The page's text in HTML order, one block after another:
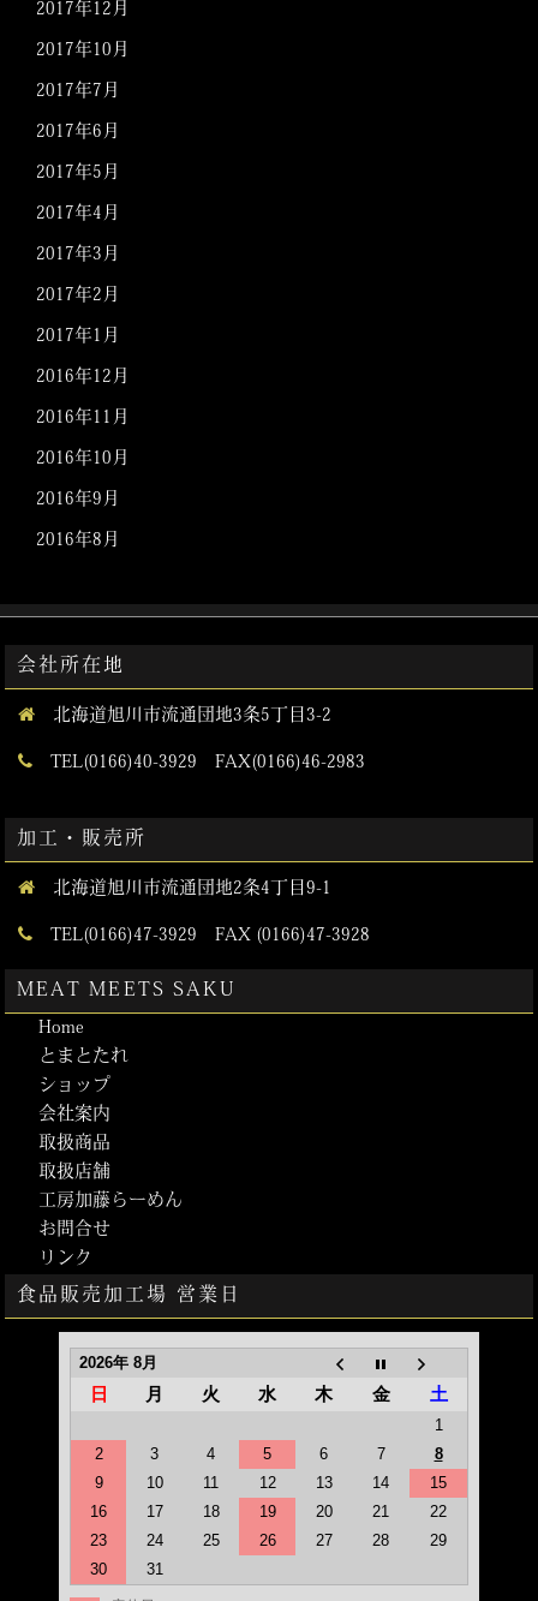
2017年12月
2017年10月
2017年7月
2017年6月
2017年5月
2017年4月
2017年3月
2017年2月
2017年1月
2016年12月
2016年11月
2016年10月
2016年9月
2016年8月
会社所在地
北海道旭川市流通団地3条5丁目3-2
TEL(0166)40-3929 FAX(0166)46-2983
加工・販売所
北海道旭川市流通団地2条4丁目9-1
TEL(0166)47-3929 FAX (0166)47-3928
MEAT MEETS SAKU
Home
とまとたれ
ショップ
会社案内
取扱商品
取扱店舗
工房加藤らーめん
お問合せ
リンク
食品販売加工場 営業日
2026年 8月
日 月 火 水 木 金 土
1
2
3 4 5 6 7
8
9
10 11 12 13 14
15
16
17 18 19 20 21
22
23
24 25 26 27 28
29
30
31